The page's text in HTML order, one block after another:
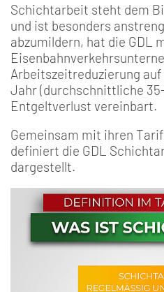
Schichtarbeit steht dem
und ist besonders
abzumildern, hat die GDL
Arbeitszeitreduzierung auf
Jahr (durchschnittliche
Entgeltverlust vereinbart.
Gemeinsam mit ihren
definiert die GDL
dargestellt.